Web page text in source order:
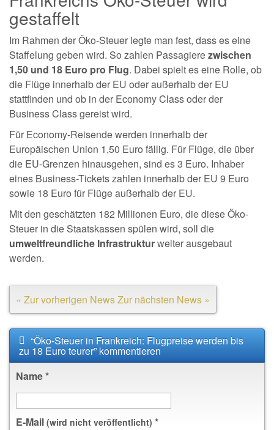
gestaffelt
Im Rahmen der Öko-Steuer legte man fest, dass es eine
Staffelung geben wird. So zahlen Passagierezwischen
1,50 und 18 Euro pro Flug. Dabei spielt es eine Rolle, ob
die Flüge innerhalb der EU oder außerhalb der EU
stattfinden und ob in der Economy Class oder der
Business Class gereist wird.
Für Economy-Reisende werden innerhalb der
Europäischen Union 1,50 Euro fällig. Für Flüge, die über
die EU-Grenzen hinausgehen, sind es 3 Euro. Inhaber
eines Business-Tickets zahlen innerhalb der EU 9 Euro
sowie 18 Euro für Flüge außerhalb der EU.
Mit den geschätzten 182 Millionen Euro, die diese Öko-
Steuer in die Staatskassen spülen wird, soll die
umweltfreundliche Infrastrukturweiter ausgebaut
werden.
« Zur vorherigen NewsZur nächsten News »
“Öko-Steuer in Frankreich: Flugpreise werden bis
zu 18 Euro teurer” kommentieren
Name*
E-Mail (wird nicht veröffentlicht) *